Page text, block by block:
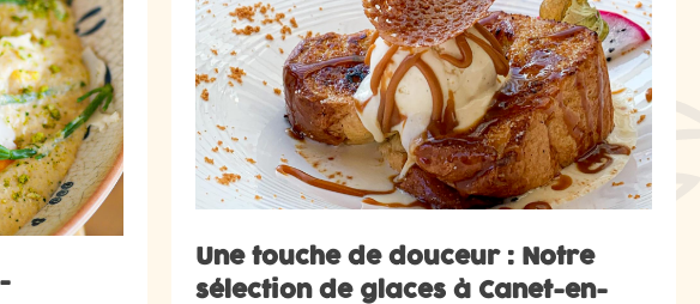
Une touche de douceur : Notre
sélection de glaces à Canet-en-